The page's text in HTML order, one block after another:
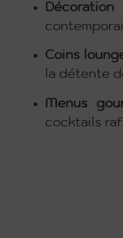
Décoration
Coins
la détente
Menus
cocktails